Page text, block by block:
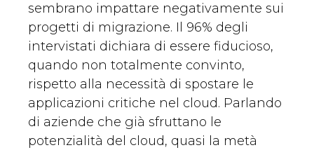
sembrano impattare negativamente sui
progetti di migrazione. Il 96% degli
intervistati dichiara di essere fiducioso,
quando non totalmente convinto,
rispetto alla necessità di spostare le
applicazioni critiche nel cloud. Parlando
di aziende che già sfruttano le
potenzialità del cloud, quasi la metà